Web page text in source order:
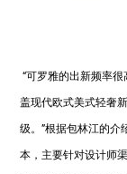
“可罗雅的出新频率很
盖现代欧式美式轻奢
级。”根据包林江的介
本，主要针对设计师